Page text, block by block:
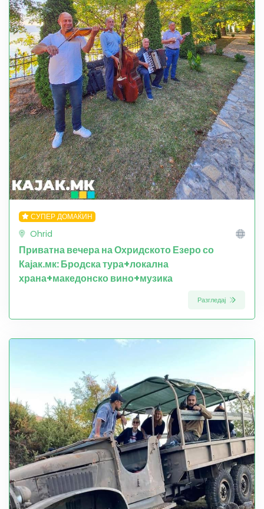
СУПЕР ДОМАЌИН
Ohrid
Приватна вечера на Охридското Езеро со
Кајак.мк: Бродска тура+локална
храна+македонско вино+музика
Разгледај